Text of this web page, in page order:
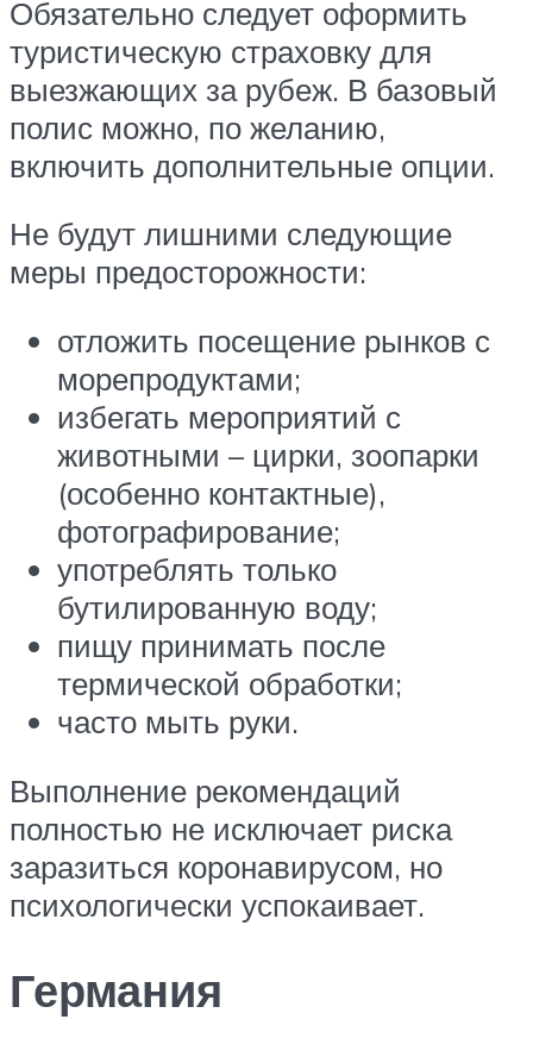
Обязательно следует оформить
туристическую страховку для
выезжающих за рубеж. В базовый
полис можно, по желанию,
включить дополнительные опции.
Не будут лишними следующие
меры предосторожности:
отложить посещение рынков с
морепродуктами;
избегать мероприятий с
животными – цирки, зоопарки
(особенно контактные),
фотографирование;
употреблять только
бутилированную воду;
пищу принимать после
термической обработки;
часто мыть руки.
Выполнение рекомендаций
полностью не исключает риска
заразиться коронавирусом, но
психологически успокаивает.
Германия